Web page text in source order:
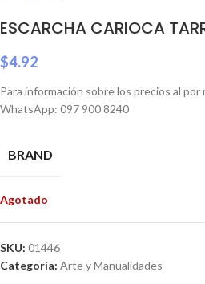
ESCARCHA CARIOCA
$4.92
Para información sobre los precios al
WhatsApp: 097 900 8240
BRAND
Agotado
SKU: 01446
Categoría: Arte y Manualidades